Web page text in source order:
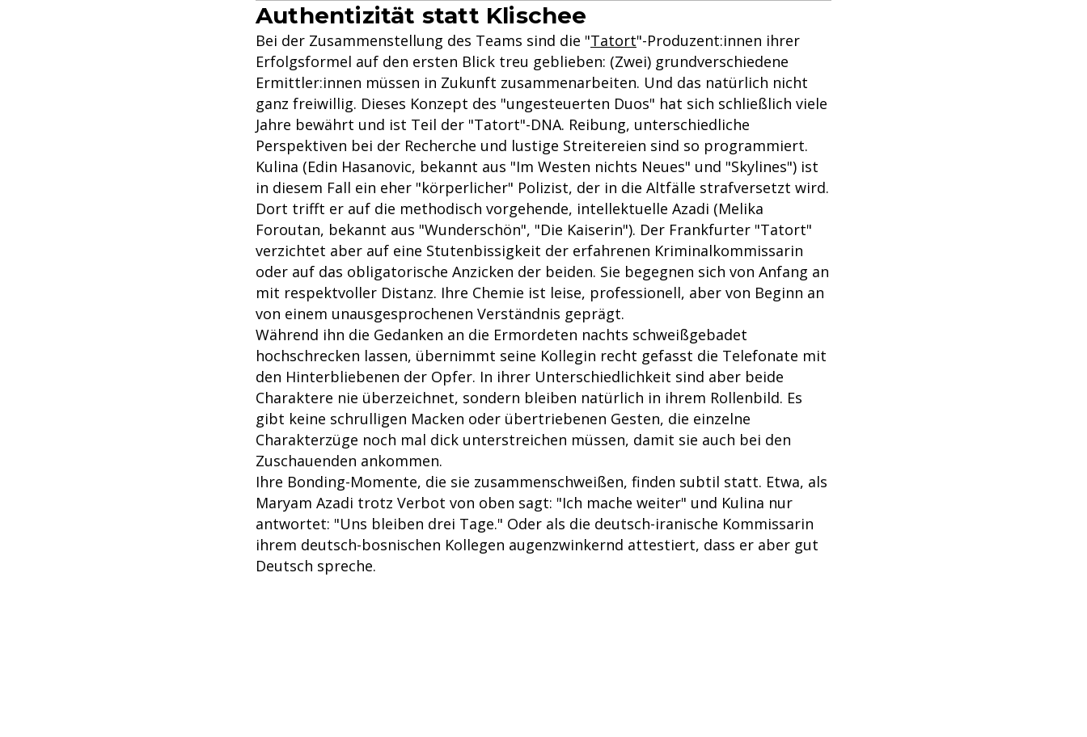
Authentizität statt Klischee
Bei der Zusammenstellung des Teams sind die "Tatort"-Produzent:innen ihrer
Erfolgsformel auf den ersten Blick treu geblieben: (Zwei) grundverschiedene
Ermittler:innen müssen in Zukunft zusammenarbeiten. Und das natürlich nicht
ganz freiwillig. Dieses Konzept des "ungesteuerten Duos" hat sich schließlich viele
Jahre bewährt und ist Teil der "Tatort"-DNA. Reibung, unterschiedliche
Perspektiven bei der Recherche und lustige Streitereien sind so programmiert.
Kulina (Edin Hasanovic, bekannt aus "Im Westen nichts Neues" und "Skylines") ist
in diesem Fall ein eher "körperlicher" Polizist, der in die Altfälle strafversetzt wird.
Dort trifft er auf die methodisch vorgehende, intellektuelle Azadi (Melika
Foroutan, bekannt aus "Wunderschön", "Die Kaiserin"). Der Frankfurter "Tatort"
verzichtet aber auf eine Stutenbissigkeit der erfahrenen Kriminalkommissarin
oder auf das obligatorische Anzicken der beiden. Sie begegnen sich von Anfang an
mit respektvoller Distanz. Ihre Chemie ist leise, professionell, aber von Beginn an
von einem unausgesprochenen Verständnis geprägt.
Während ihn die Gedanken an die Ermordeten nachts schweißgebadet
hochschrecken lassen, übernimmt seine Kollegin recht gefasst die Telefonate mit
den Hinterbliebenen der Opfer. In ihrer Unterschiedlichkeit sind aber beide
Charaktere nie überzeichnet, sondern bleiben natürlich in ihrem Rollenbild. Es
gibt keine schrulligen Macken oder übertriebenen Gesten, die einzelne
Charakterzüge noch mal dick unterstreichen müssen, damit sie auch bei den
Zuschauenden ankommen.
Ihre Bonding-Momente, die sie zusammenschweißen, finden subtil statt. Etwa, als
Maryam Azadi trotz Verbot von oben sagt: "Ich mache weiter" und Kulina nur
antwortet: "Uns bleiben drei Tage." Oder als die deutsch-iranische Kommissarin
ihrem deutsch-bosnischen Kollegen augenzwinkernd attestiert, dass er aber gut
Deutsch spreche.